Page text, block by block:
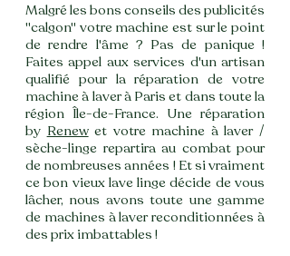
Malgré les bons conseils des publicités
"calgon" votre machine est sur le point
de rendre l'âme ? Pas de panique !
Faites appel aux services d'un artisan
qualifié pour la réparation de votre
machine à laver à Paris et dans toute la
région Île-de-France. Une réparation
by Renewet votre machine à laver /
sèche-linge repartira au combat pour
de nombreuses années ! Et si vraiment
ce bon vieux lave linge décide de vous
lâcher, nous avons toute une gamme
de machines à laver reconditionnées à
des prix imbattables !